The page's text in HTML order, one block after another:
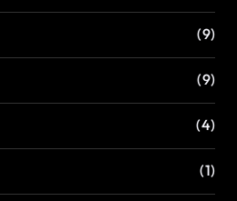
(9)
(9)
(4)
(1)